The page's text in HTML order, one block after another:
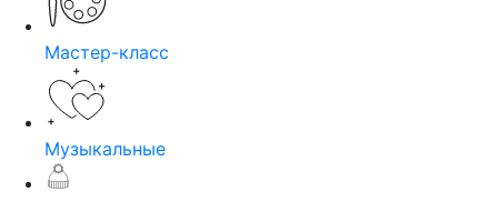
Мастер-класс
Музыкальные